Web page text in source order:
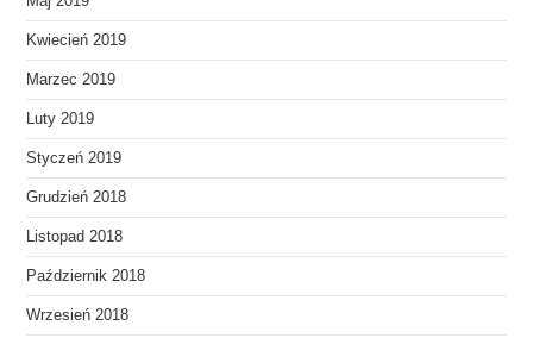
Kwiecień 2019
Marzec 2019
Luty 2019
Styczeń 2019
Grudzień 2018
Listopad 2018
Październik 2018
Wrzesień 2018